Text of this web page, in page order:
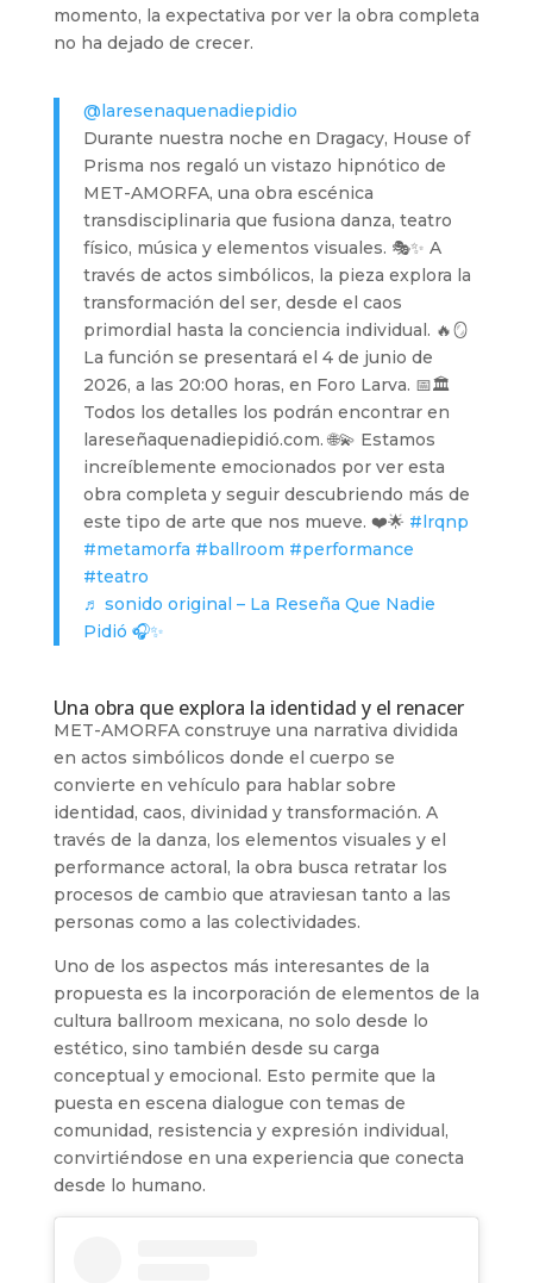
momento, la expectativa por ver la obra completa
no ha dejado de crecer.
@laresenaquenadiepidio
Durante nuestra noche en Dragacy, House of
Prisma nos regaló un vistazo hipnótico de
MET-AMORFA, una obra escénica
transdisciplinaria que fusiona danza, teatro
físico, música y elementos visuales. 🎭✨ A
través de actos simbólicos, la pieza explora la
transformación del ser, desde el caos
primordial hasta la conciencia individual. 🔥🪞
La función se presentará el 4 de junio de
2026, a las 20:00 horas, en Foro Larva. 📅🏛️
Todos los detalles los podrán encontrar en
lareseñaquenadiepidió.com. 🌐💫 Estamos
increíblemente emocionados por ver esta
obra completa y seguir descubriendo más de
este tipo de arte que nos mueve. ❤️🌟 #lrqnp
#metamorfa #ballroom #performance
#teatro
♬ sonido original – La Reseña Que Nadie
Pidió 🎧✨
Una obra que explora la identidad y el renacer
MET-AMORFA construye una narrativa dividida
en actos simbólicos donde el cuerpo se
convierte en vehículo para hablar sobre
identidad, caos, divinidad y transformación. A
través de la danza, los elementos visuales y el
performance actoral, la obra busca retratar los
procesos de cambio que atraviesan tanto a las
personas como a las colectividades.
Uno de los aspectos más interesantes de la
propuesta es la incorporación de elementos de la
cultura ballroom mexicana, no solo desde lo
estético, sino también desde su carga
conceptual y emocional. Esto permite que la
puesta en escena dialogue con temas de
comunidad, resistencia y expresión individual,
convirtiéndose en una experiencia que conecta
desde lo humano.